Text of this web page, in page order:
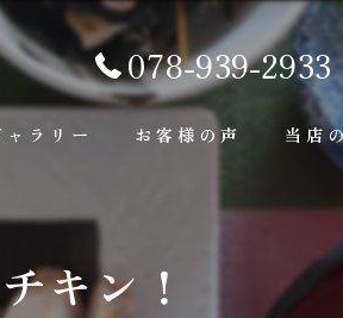
078-939-2933
ャラリー お客様の声 当店
キン！